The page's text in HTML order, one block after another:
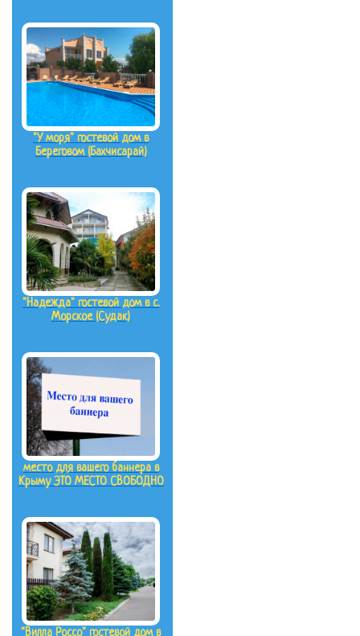
"У моря" гостевой дом в
Береговом (Бахчисарай)
"Надежда" гостевой дом в с.
Морское (Судак)
место для вашего баннера в
Крыму ЭТО МЕСТО СВОБОДНО
"Вилла Россо" гостевой дом в